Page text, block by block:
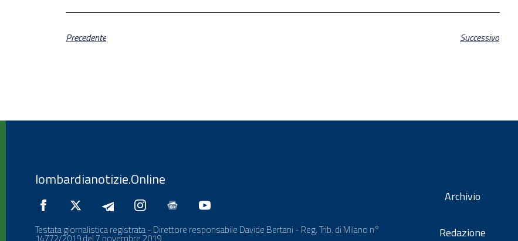
Precedente Successivo
lombardianotizie.Online
Testata giornalistica registrata - Direttore responsabile Davide Bertani - Reg. Trib. di Milano n°
14772/2019 del 7 novembre 2019
Archivio
Redazione